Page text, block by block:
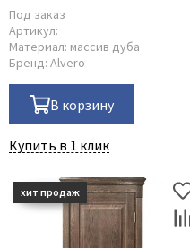
Под заказ
Артикул:
Материал: массив дуба
Бренд: Alvero
В корзину
Купить в 1 клик